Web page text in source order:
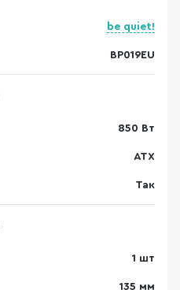
be quiet!
BP019EU
850 Вт
ATX
Так
1 шт
135 мм